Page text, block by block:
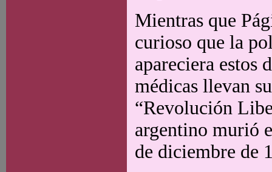
Mientras que
curioso que la
apareciera estos
médicas llevan
“Revolución
argentino murió
de diciembre de